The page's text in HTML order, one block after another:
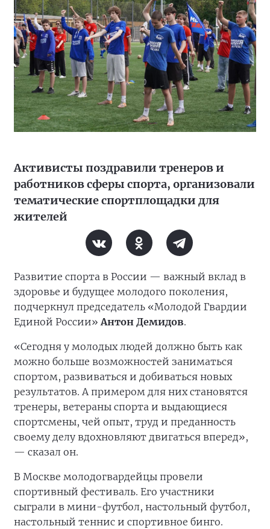
Активисты поздравили тренеров и
работников сферы спорта, организовали
тематические спортплощадки для
жителей
Развитие спорта в России — важный вклад в
здоровье и будущее молодого поколения,
подчеркнул председатель «Молодой Гвардии
Единой России»Антон Демидов.
«Сегодня у молодых людей должно быть как
можно больше возможностей заниматься
спортом, развиваться и добиваться новых
результатов. А примером для них становятся
тренеры, ветераны спорта и выдающиеся
спортсмены, чей опыт, труд и преданность
своему делу вдохновляют двигаться вперед»,
— сказал он.
В Москве молодогвардейцы провели
спортивный фестиваль. Его участники
сыграли в мини-футбол, настольный футбол,
настольный теннис и спортивное бинго.